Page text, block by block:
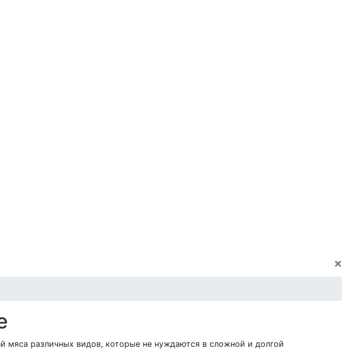
×
мяса различных видов, которые не нуждаются в сложной и долгой